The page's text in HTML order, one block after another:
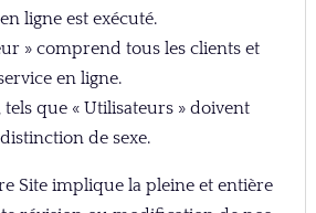
ligne est exécuté.
» comprend tous les clients et
en ligne.
tels que « Utilisateurs » doivent
de sexe.
Site implique la pleine et entière